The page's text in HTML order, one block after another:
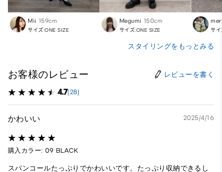
Mii 159cm
サイズ:ONE SIZE
Megumi 150cm
サイズ:ONE SIZE サ
スタイリングをもっとみる
お客様のレビュー レビューを書く
4.7(28)
かわいい 2025/4/16
購入カラー: 09 BLACK
スパンコールたっぷりでかわいいです。たっぷり収納できるし